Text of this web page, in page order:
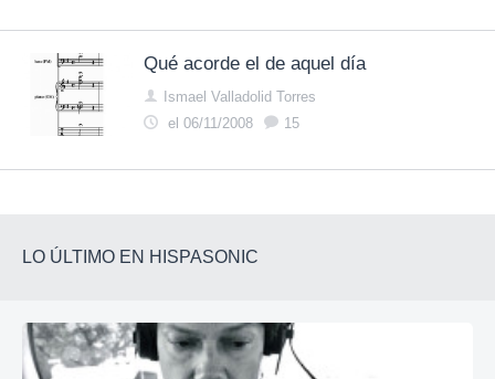
Qué acorde el de aquel día
Ismael Valladolid Torres
el 06/11/2008
15
LO ÚLTIMO EN HISPASONIC